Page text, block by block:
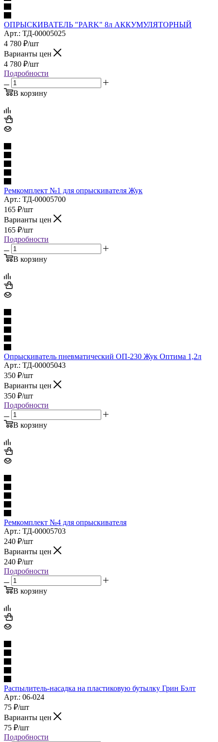
ОПРЫСКИВАТЕЛЬ "PARK" 8л АККУМУЛЯТОРНЫЙ
Арт.: ТД-00005025
4 780 ₽/шт
Варианты цен
4 780 ₽/шт
Подробности
В корзину
Ремкомплект №1 для опрыскивателя Жук
Арт.: ТД-00005700
165 ₽/шт
Варианты цен
165 ₽/шт
Подробности
В корзину
Опрыскиватель пневматический ОП-230 Жук Оптима 1,2л
Арт.: ТД-00005043
350 ₽/шт
Варианты цен
350 ₽/шт
Подробности
В корзину
Ремкомплект №4 для опрыскивателя
Арт.: ТД-00005703
240 ₽/шт
Варианты цен
240 ₽/шт
Подробности
В корзину
Распылитель-насадка на пластиковую бутылку Грин Бэлт
Арт.: 06-024
75 ₽/шт
Варианты цен
75 ₽/шт
Подробности